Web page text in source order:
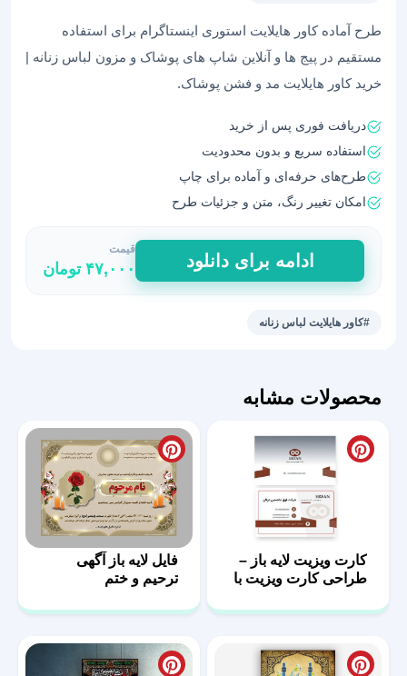
طرح آماده کاور هایلایت استوری اینستاگرام برای استفاده
مستقیم در پیج ها و آنلاین شاپ های پوشاک و مزون لباس زنانه |
خرید کاور هایلایت مد و فشن پوشاک.
دریافت فوری پس از خرید
استفاده سریع و بدون محدودیت
طرح‌های حرفه‌ای و آماده برای چاپ
امکان تغییر رنگ، متن و جزئیات طرح
کاور
هایلایت
استوری
مزون
ادامه برای دانلود
قیمت
۴۷,۰۰۰ تومان
#کاور هایلایت لباس زنانه
محصولات مشابه
کارت ویزیت لایه باز –
طراحی کارت ویزیت با
فایل لایه باز آگهی
ترحیم و ختم